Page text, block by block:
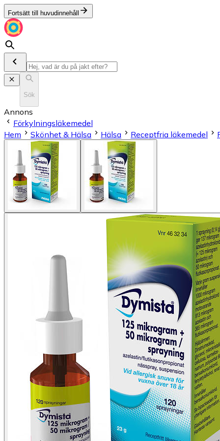
Fortsätt till huvudinnehåll
Sök
Annons
Förkylningsläkemedel
Hem
Skönhet & Hälsa Hälsa Receptfria läkemedel